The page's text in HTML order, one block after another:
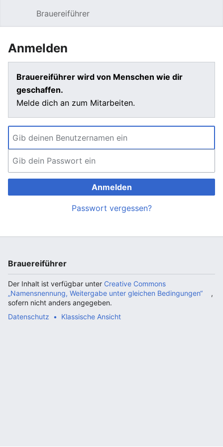
Brauereiführer
Anmelden
Brauereiführer wird von Menschen wie dir
geschaffen.
Melde dich an zum Mitarbeiten.
Anmelden
Passwort vergessen?
Brauereiführer
Der Inhalt ist verfügbar unter Creative Commons
„Namensnennung, Weitergabe unter gleichen Bedingungen“
,
sofern nicht anders angegeben.
Datenschutz
Klassische Ansicht